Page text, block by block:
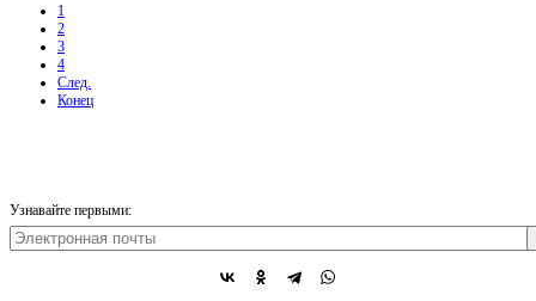
1
2
3
4
След.
Конец
Узнавайте первыми: